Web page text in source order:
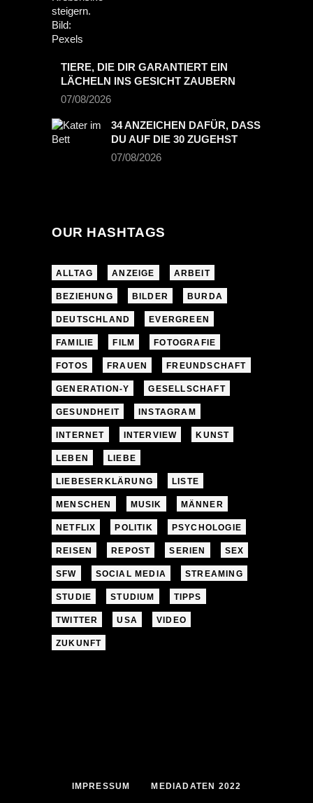
TIERE, DIE DIR GARANTIERT EIN
LÄCHELN INS GESICHT ZAUBERN
07/08/2026
34 ANZEICHEN DAFÜR, DASS
DU AUF DIE 30 ZUGEHST
07/08/2026
OUR HASHTAGS
ALLTAG ANZEIGE ARBEIT
BEZIEHUNG BILDER BURDA
DEUTSCHLAND EVERGREEN
FAMILIE FILM FOTOGRAFIE
FOTOS FRAUEN FREUNDSCHAFT
GENERATION-Y GESELLSCHAFT
GESUNDHEIT INSTAGRAM
INTERNET INTERVIEW KUNST
LEBEN LIEBE
LIEBESERKLÄRUNG LISTE
MENSCHEN MUSIK MÄNNER
NETFLIX POLITIK PSYCHOLOGIE
REISEN REPOST SERIEN SEX
SFW SOCIAL MEDIA STREAMING
STUDIE STUDIUM TIPPS
TWITTER USA VIDEO
ZUKUNFT
IMPRESSUM MEDIADATEN 2022